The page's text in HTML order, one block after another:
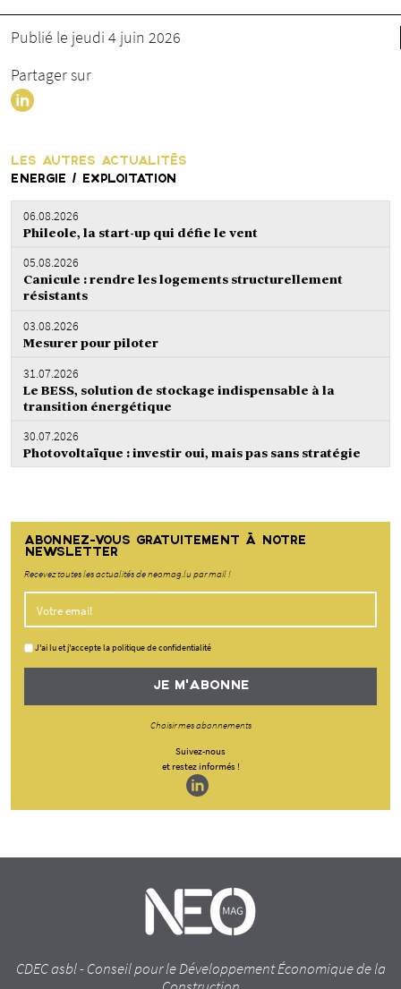
Publié le jeudi 4 juin 2026
Partager sur
LES AUTRES ACTUALITÉS
ENERGIE / EXPLOITATION
06.08.2026
Phileole, la start-up qui défie le vent
05.08.2026
Canicule : rendre les logements structurellement
résistants
03.08.2026
Mesurer pour piloter
31.07.2026
Le BESS, solution de stockage indispensable à la
transition énergétique
30.07.2026
Photovoltaïque : investir oui, mais pas sans stratégie
ABONNEZ-VOUS GRATUITEMENT À NOTRE
NEWSLETTER
Recevez toutes les actualités de neomag.lu par mail !
J'ai lu et j'accepte la politique de confidentialité
JE M'ABONNE
Choisir mes abonnements
Suivez-nous
et restez informés !
CDEC asbl - Conseil pour le Développement Économique de la